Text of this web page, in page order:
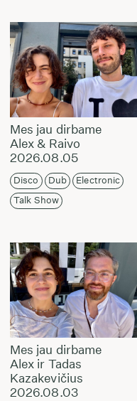
Mes jau dirbame
Alex & Raivo
2026.08.05
Disco Dub
Electronic
Talk Show
Mes jau dirbame
Alex ir Tadas
Kazakevičius
2026.08.03